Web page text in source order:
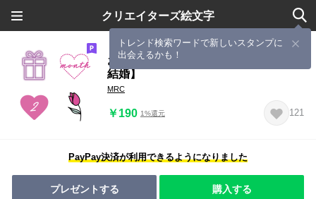
クリエイターズ絵文字
トレンド検索ワードで新しいスタンプに
出会えるかも！
おめでとう絵文字【誕生日・記念日・
結婚】
MRC
￥190 1%還元 121
PayPay決済が利用できるようになりました
プレゼントする 購入する